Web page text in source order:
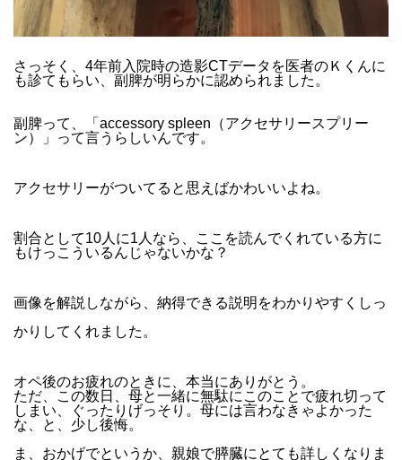
さっそく、4年前入院時の造影CTデータを医者のＫくんに
も診てもらい、 副脾が明らかに認められました。
副脾って、「 accessory spleen（アクセサリースプリー
ン）」って言うらしいんです。
アクセサリーがついてると思えばかわいいよね。
割合として10人に1人なら、
ここを読んでくれている方に
もけっこういるんじゃないかな？
画像を解説しながら、納得できる説明をわかりやすくしっ
かりしてくれました。
オペ後のお疲れのときに、本当にありがとう。
ただ、この数日、 母と一緒に無駄にこのことで疲れ切って
しまい、
ぐったりげっそり。 母には言わなきゃよかった
な、と、少し後悔。
ま、おかげでというか、 親娘で膵臓にとても詳しくなりま